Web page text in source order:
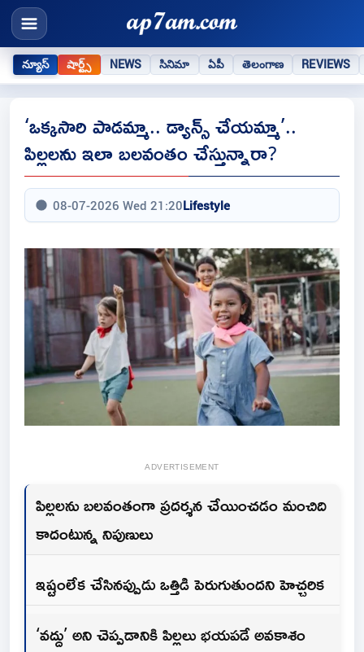
న్యూస్ షార్ట్స్ NEWS సినిమా ఏపీ తెలంగాణ REVIEWS
‘ఒక్కసారి పాడమ్మా.. డ్యాన్స్‌ చేయమ్మా’..
పిల్లలను ఇలా బలవంతం చేస్తున్నారా?
08-07-2026 Wed 21:20Lifestyle
ADVERTISEMENT
పిల్లలను బలవంతంగా ప్రదర్శన చేయించడం మంచిది
కాదంటున్న నిపుణులు
ఇష్టంలేక చేసినప్పుడు ఒత్తిడి పెరుగుతుందని హెచ్చరిక
‘వద్దు’ అని చెప్పడానికి పిల్లలు భయపడే అవకాశం